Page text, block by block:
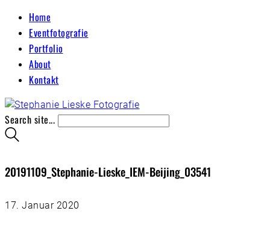
Home
Eventfotografie
Portfolio
About
Kontakt
Search site...
20191109_Stephanie-Lieske_IEM-Beijing_03541
17. Januar 2020